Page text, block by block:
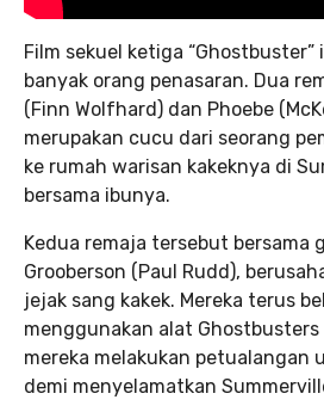
Film sekuel ketiga “Ghostbuster”
banyak orang penasaran. Dua
(Finn Wolfhard) dan Phoebe
merupakan cucu dari seorang
ke rumah warisan kakeknya di
bersama ibunya.
Kedua remaja tersebut bersama
Grooberson (Paul Rudd),
jejak sang kakek. Mereka terus
menggunakan alat Ghostbusters
mereka melakukan petualangan
demi menyelamatkan